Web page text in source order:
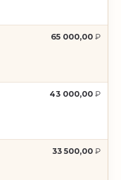
65 000,00
43 000,00
33 500,00